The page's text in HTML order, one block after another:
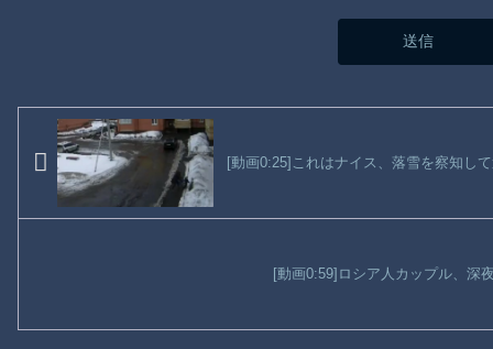
[動画0:25]これはナイス、落雪を察知し
[動画0:59]ロシア人カップル、深